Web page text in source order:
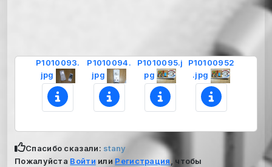
P1010093.
jpg
P1010094.
jpg
P1010095.j
pg
P10100952
.jpg
Спасибо сказали: stany
Пожалуйста Войти или Регистрация
, чтобы